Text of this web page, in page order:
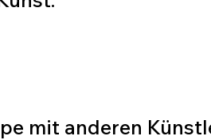
mit anderen